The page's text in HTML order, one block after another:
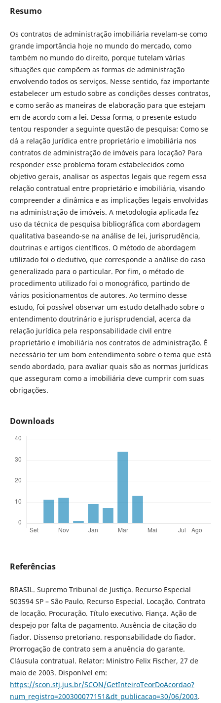
Resumo
Os contratos de administração imobiliária revelam-se como
grande importância hoje no mundo do mercado, como
também no mundo do direito, porque tutelam várias
situações que compõem as formas de administração
envolvendo todos os serviços. Nesse sentido, faz importante
estabelecer um estudo sobre as condições desses contratos,
e como serão as maneiras de elaboração para que estejam
em de acordo com a lei. Dessa forma, o presente estudo
tentou responder a seguinte questão de pesquisa: Como se
dá a relação Jurídica entre proprietário e imobiliária nos
contratos de administração de imóveis para locação? Para
responder esse problema foram estabelecidos como
objetivo gerais, analisar os aspectos legais que regem essa
relação contratual entre proprietário e imobiliária, visando
compreender a dinâmica e as implicações legais envolvidas
na administração de imóveis. A metodologia aplicada fez
uso da técnica de pesquisa bibliográfica com abordagem
qualitativa baseando-se na análise de lei, jurisprudência,
doutrinas e artigos científicos. O método de abordagem
utilizado foi o dedutivo, que corresponde a análise do caso
generalizado para o particular. Por fim, o método de
procedimento utilizado foi o monográfico, partindo de
vários posicionamentos de autores. Ao termino desse
estudo, foi possível observar um estudo detalhado sobre o
entendimento doutrinário e jurisprudencial, acerca da
relação jurídica pela responsabilidade civil entre
proprietário e imobiliária nos contratos de administração. É
necessário ter um bom entendimento sobre o tema que está
sendo abordado, para avaliar quais são as normas jurídicas
que asseguram como a imobiliária deve cumprir com suas
obrigações.
Downloads
Referências
BRASIL. Supremo Tribunal de Justiça. Recurso Especial
503594 SP – São Paulo. Recurso Especial. Locação. Contrato
de locação. Procuração. Título executivo. Fiança. Ação de
despejo por falta de pagamento. Ausência de citação do
fiador. Dissenso pretoriano. responsabilidade do fiador.
Prorrogação de contrato sem a anuência do garante.
Cláusula contratual. Relator: Ministro Felix Fischer, 27 de
maio de 2003. Disponível em:
https://scon.stj.jus.br/SCON/GetInteiroTeorDoAcordao?
num_registro=200300077151&dt_publicacao=30/06/2003.